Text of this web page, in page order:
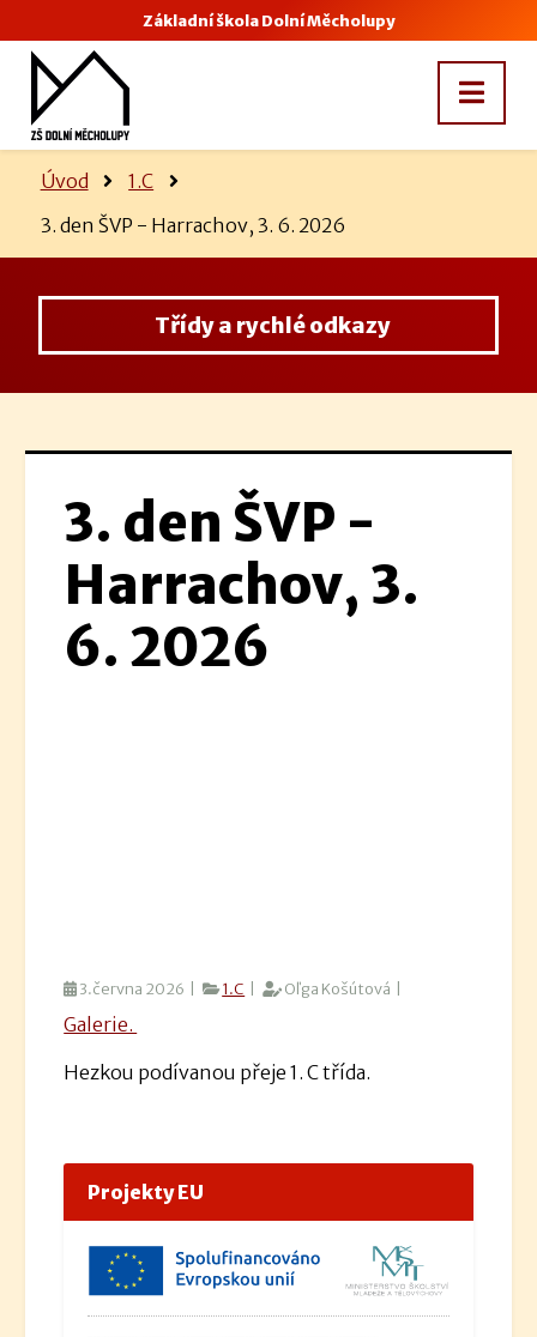
Základní škola Dolní Měcholupy
Úvod
1.C
3. den ŠVP - Harrachov, 3. 6. 2026
Třídy a rychlé odkazy
3. den ŠVP -
Harrachov, 3.
6. 2026
3.června 2026 | 1.C | Oľga Košútová |
Galerie.
Hezkou podívanou přeje 1. C třída.
Projekty EU